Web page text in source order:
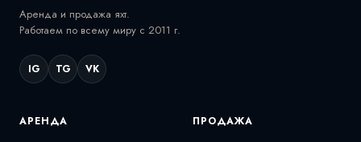
Аренда и продажа яхт.
Работаем по всему миру с 2011 г.
IG TG VK
АРЕНДА ПРОДАЖА